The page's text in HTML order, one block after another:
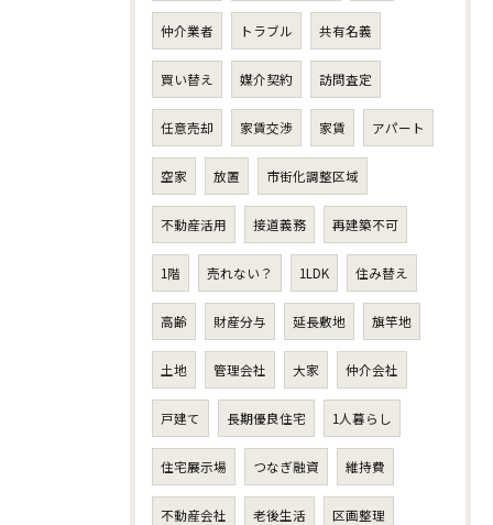
仲介業者 トラブル 共有名義
買い替え 媒介契約 訪問査定
任意売却 家賃交渉 家賃 アパート
空家 放置 市街化調整区域
不動産活用 接道義務 再建築不可
1階 売れない？ 1LDK 住み替え
高齢 財産分与 延長敷地 旗竿地
土地 管理会社 大家 仲介会社
戸建て 長期優良住宅 1人暮らし
住宅展示場 つなぎ融資 維持費
不動産会社 老後生活 区画整理